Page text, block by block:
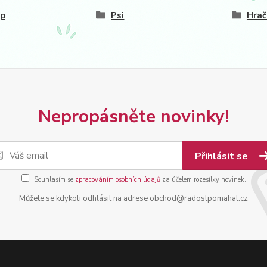
Psi
Nepropásněte novinky!
Přihlásit se
Souhlasím se zpracováním osobních údajůza účelem rozesílky novinek.
Můžete se kdykoli odhlásit na adrese obchod@radostpomahat.cz